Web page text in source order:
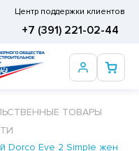
Центр поддержки клиентов
+7 (391) 221-02-44
ТОВАРЫ
Dorco Eve 2 Simple жен